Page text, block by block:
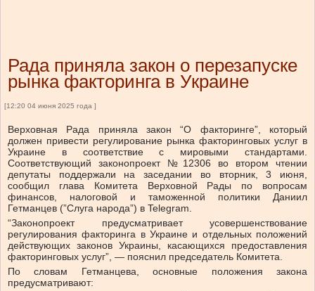
Рада приняла закон о перезапуске
рынка факторинга в Украине
[12:20 04 июня 2025 года ]
Верховная Рада приняла закон “О факторинге”, который
должен привести регулирование рынка факторинговых услуг в
Украине в соответствие с мировыми стандартами.
Соответствующий законопроект №12306 во втором чтении
депутаты поддержали на заседании во вторник, 3 июня,
сообщил глава Комитета Верховной Рады по вопросам
финансов, налоговой и таможенной политики Даниил
Гетманцев (”Слуга народа”) в Telegram.
“Законопроект предусматривает усовершенствование
регулирования факторинга в Украине и отдельных положений
действующих законов Украины, касающихся предоставления
факторинговых услуг”, — пояснил председатель Комитета.
По словам Гетманцева, основные положения закона
предусматривают: